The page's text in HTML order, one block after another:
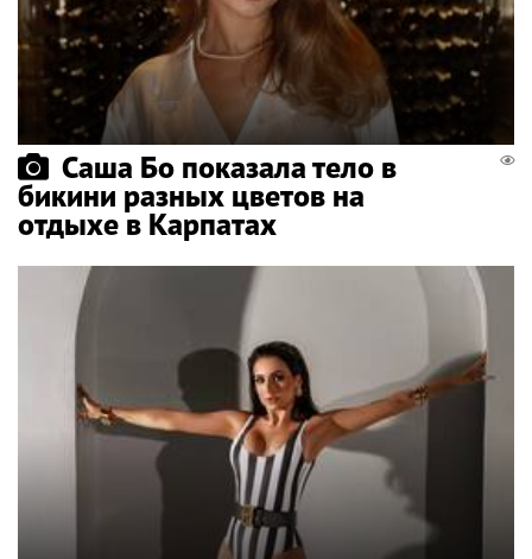
Саша Бо показала тело в
бикини разных цветов на
отдыхе в Карпатах